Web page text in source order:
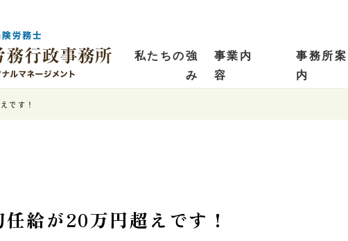
私たちの強
み
事業内
容
事務所案
内
です！
給が20万円超えです！